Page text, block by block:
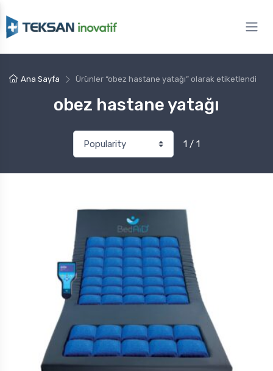
Ana Sayfa Ürünler “obez hastane yatağı” olarak etiketlendi
obez hastane yatağı
1 / 1